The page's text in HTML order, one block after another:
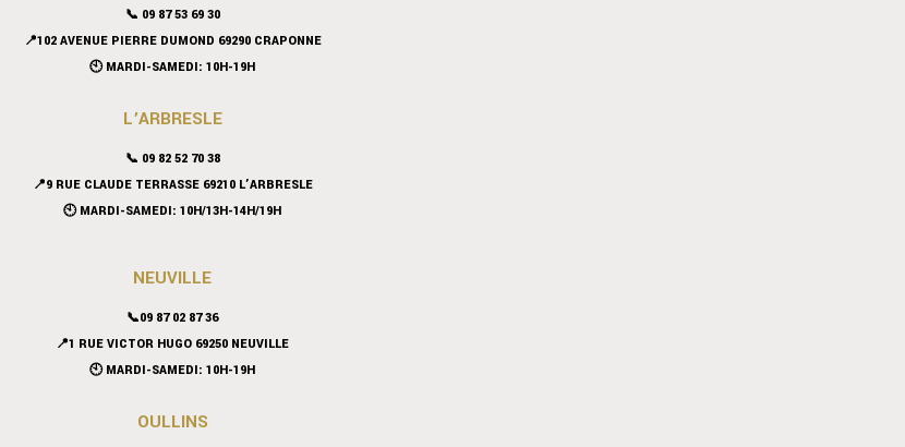
📞 09 87 53 69 30
📍102 AVENUE PIERRE DUMOND 69290 CRAPONNE
🕙 MARDI-SAMEDI: 10H-19H
L’ARBRESLE
📞 09 82 52 70 38
📍9 RUE CLAUDE TERRASSE 69210 L’ARBRESLE
🕙 MARDI-SAMEDI: 10H/13H-14H/19H
NEUVILLE
📞09 87 02 87 36
📍1 RUE VICTOR HUGO 69250 NEUVILLE
🕙 MARDI-SAMEDI: 10H-19H
OULLINS